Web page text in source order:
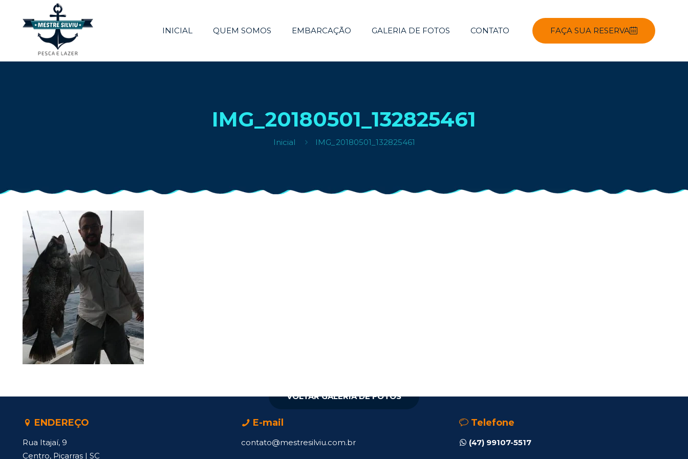
INICIAL QUEM SOMOS EMBARCAÇÃO GALERIA DE FOTOS CONTATO FAÇA SUA RESERVA
IMG_20180501_132825461
Inicial IMG_20180501_132825461
ENDEREÇO
Rua Itajaí, 9
Centro, Piçarras | SC
E-mail
contato@mestresilviu.com.br
VOLTAR GALERIA DE FOTOS
Telefone
(47) 99107-5517